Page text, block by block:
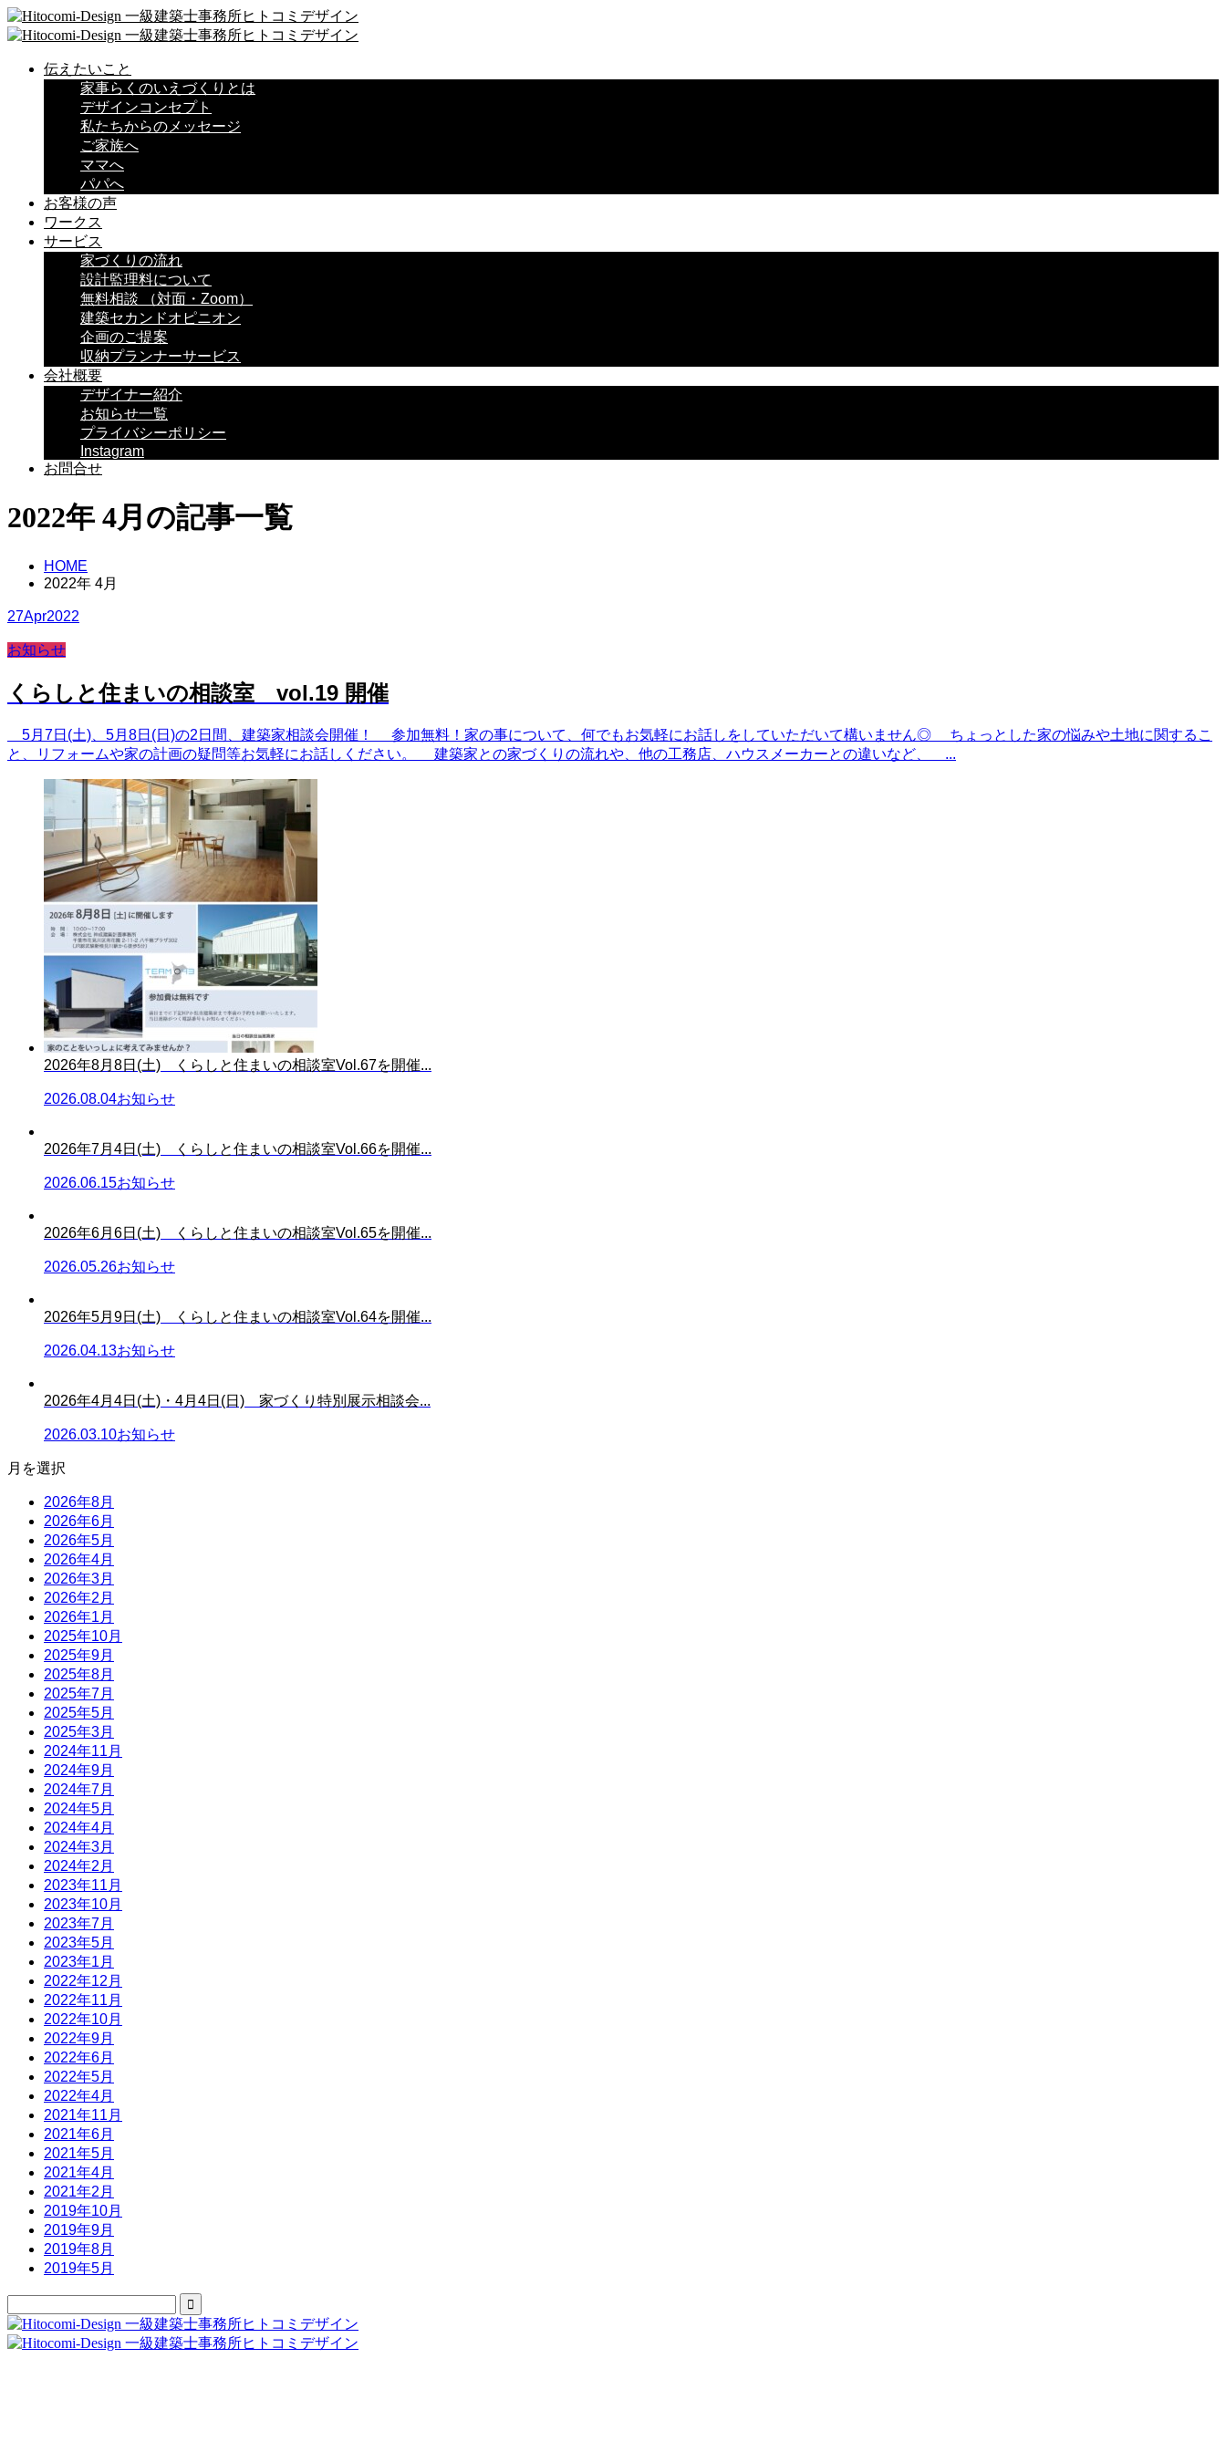
伝えたいこと
家事らくのいえづくりとは
デザインコンセプト
私たちからのメッセージ
ご家族へ
ママへ
パパへ
お客様の声
ワークス
サービス
家づくりの流れ
設計監理料について
無料相談 （対面・Zoom）
建築セカンドオピニオン
企画のご提案
収納プランナーサービス
会社概要
デザイナー紹介
お知らせ一覧
プライバシーポリシー
Instagram
お問合せ
2022年 4月の記事一覧
HOME
2022年 4月
27Apr2022
お知らせ
くらしと住まいの相談室 vol.19 開催
5月7日(土)、5月8日(日)の2日間、建築家相談会開催！ 参加無料！家の事について、何でもお気軽にお話しをしていただいて構いません◎ ちょっとした家の悩みや土地に関するこ
と、リフォームや家の計画の疑問等お気軽にお話しください。 建築家との家づくりの流れや、他の工務店、ハウスメーカーとの違いなど、 ...
2026年8月8日(土) くらしと住まいの相談室Vol.67を開催...
2026.08.04お知らせ
2026年7月4日(土) くらしと住まいの相談室Vol.66を開催...
2026.06.15お知らせ
2026年6月6日(土) くらしと住まいの相談室Vol.65を開催...
2026.05.26お知らせ
2026年5月9日(土) くらしと住まいの相談室Vol.64を開催...
2026.04.13お知らせ
2026年4月4日(土)・4月4日(日) 家づくり特別展示相談会...
2026.03.10お知らせ
月を選択
2026年8月
2026年6月
2026年5月
2026年4月
2026年3月
2026年2月
2026年1月
2025年10月
2025年9月
2025年8月
2025年7月
2025年5月
2025年3月
2024年11月
2024年9月
2024年7月
2024年5月
2024年4月
2024年3月
2024年2月
2023年11月
2023年10月
2023年7月
2023年5月
2023年1月
2022年12月
2022年11月
2022年10月
2022年9月
2022年6月
2022年5月
2022年4月
2021年11月
2021年6月
2021年5月
2021年4月
2021年2月
2019年10月
2019年9月
2019年8月
2019年5月